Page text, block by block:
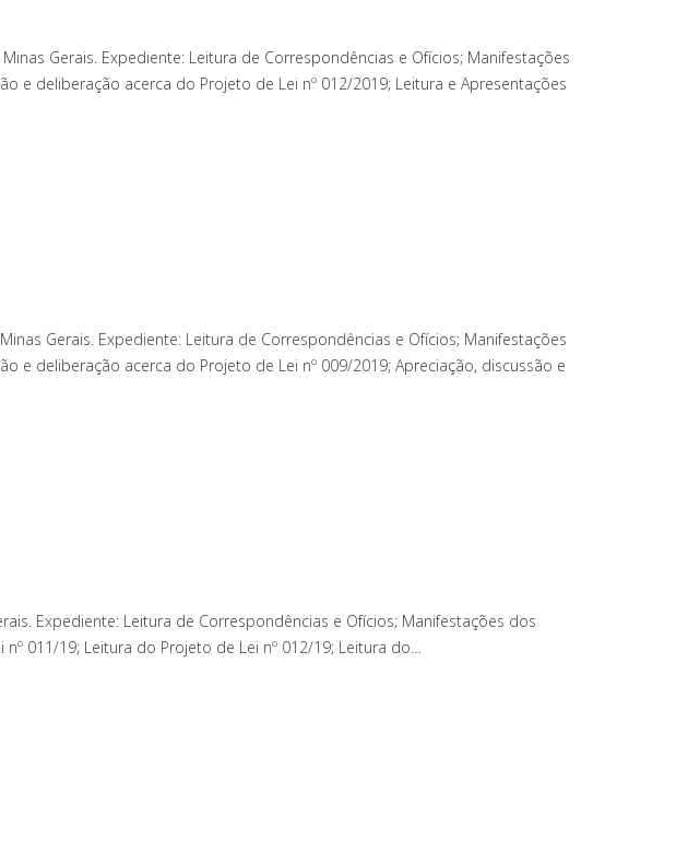
Gerais. Expediente: Leitura de Correspondências e Ofícios; Manifestações
e deliberação acerca do Projeto de Lei nº 012/2019; Leitura e Apresentações
Gerais. Expediente: Leitura de Correspondências e Ofícios; Manifestações
e deliberação acerca do Projeto de Lei nº 009/2019; Apreciação, discussão e
Expediente: Leitura de Correspondências e Ofícios; Manifestações dos
011/19; Leitura do Projeto de Lei nº 012/19; Leitura do…